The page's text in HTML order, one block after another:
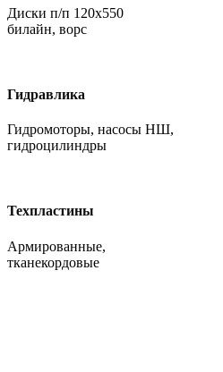
Диски п/п 120х550
билайн, ворс
Гидравлика
Гидромоторы, насосы НШ,
гидроцилиндры
Техпластины
Армированные,
тканекордовые